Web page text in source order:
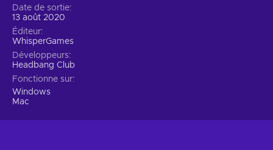
Date de sortie
13 août 2020
Éditeur
WhisperGames
Développeurs
Headbang Club
Fonctionne sur
Windows
Mac